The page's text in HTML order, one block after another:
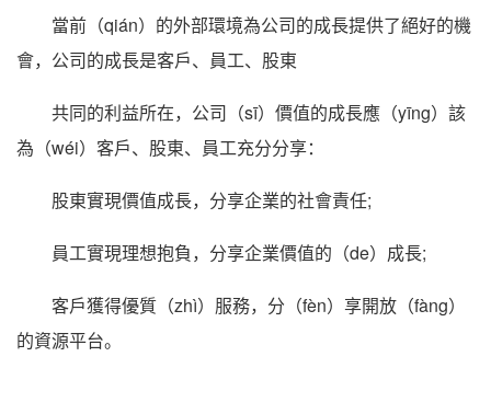
當前（qián）的外部環境為公司的成長提供了絕好的機
會，公司的成長是客戶、員工、股東
共同的利益所在，公司（sī）價值的成長應（yīng）該
為（wéi）客戶、股東、員工充分分享：
股東實現價值成長，分享企業的社會責任;
員工實現理想抱負，分享企業價值的（de）成長;
客戶獲得優質（zhì）服務，分（fèn）享開放（fàng）
的資源平台。